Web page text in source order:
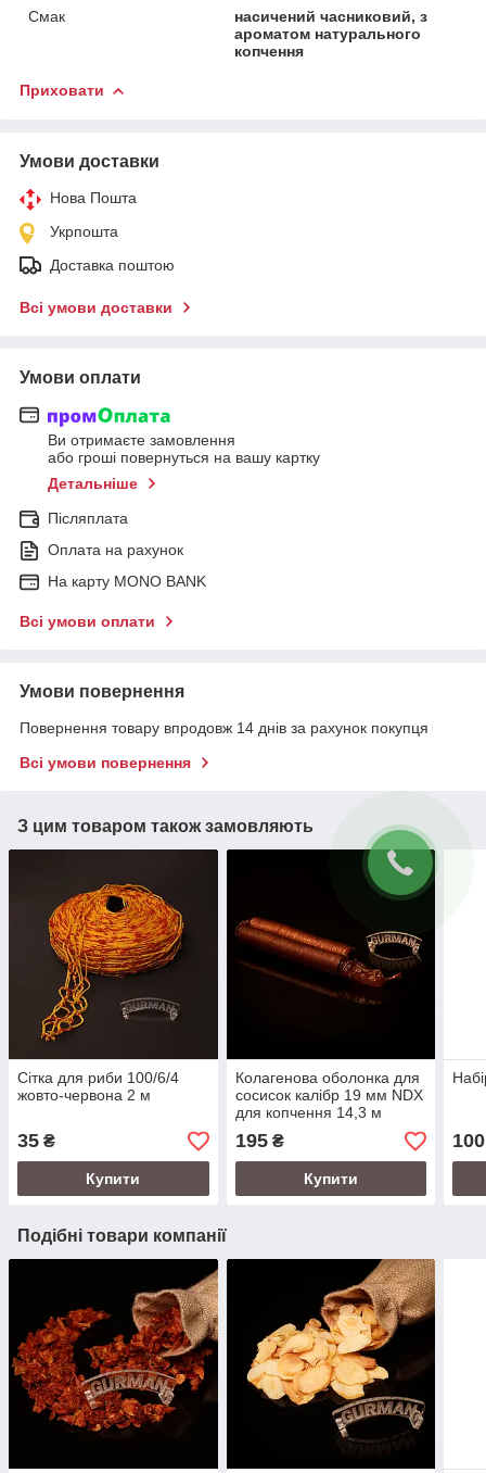
Смак
насичений часниковий, з
ароматом натурального
копчення
Приховати
Умови доставки
Нова Пошта
Укрпошта
Доставка поштою
Всі умови доставки
Умови оплати
Ви отримаєте замовлення
або гроші повернуться на вашу картку
Детальніше
Післяплата
Оплата на рахунок
На карту MONO BANK
Всі умови оплати
Умови повернення
Повернення товару впродовж 14 днів за рахунок покупця
Всі умови повернення
З цим товаром також замовляють
Сітка для риби 100/6/4
жовто-червона 2 м
35 ₴
Купити
Колагенова оболонка для
сосисок калібр 19 мм NDX
для копчення 14,3 м
195₴
Купити
100
Подібні товари компанії